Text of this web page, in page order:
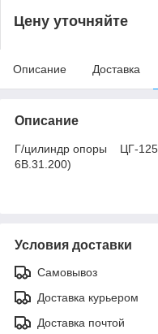
Цену уточняйте
Описание Доставка
Описание
Г/цилиндр опоры ЦГ-
6В.31.200)
Условия доставки
Самовывоз
Доставка курьером
Доставка почтой